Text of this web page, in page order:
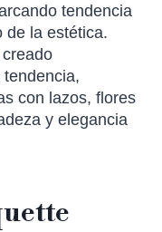
tendencia
de la estética.
con lazos, flores
y elegancia